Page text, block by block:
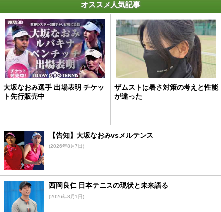
オススメ人気記事
大坂なおみ選手 出場表明 チケッ
ト先行販売中
ザムストは暑さ対策の考えと性能
が違った
【告知】大坂なおみvsメルテンス
(2026年8月7日)
西岡良仁 日本テニスの現状と未来語る
(2026年8月1日)